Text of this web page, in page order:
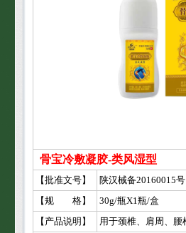
骨宝冷敷凝胶-类风湿型
【批准文号】
陕汉械备20160015号
【规 格】
30g/瓶X1瓶/盒
【产品说明】